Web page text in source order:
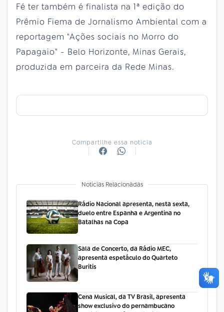
Fé ter também é finalista na 1ª edição do
Prêmio Fiema de Jornalismo Ambiental com a
reportagem "Ações sociais no Morro do
Papagaio" - Belo Horizonte, Minas Gerais,
produzida em parceira da Rede Minas.
Compartilhe essa notícia
Notícias Relacionadas
Rádio Nacional apresenta, nesta sexta,
duelo entre Espanha e Argentina no
Batalhas na Copa
Sala de Concerto, da Rádio MEC,
apresenta espetáculo do Quarteto
Buritis
Cena Musical, da TV Brasil, apresenta
show exclusivo do pernambucano